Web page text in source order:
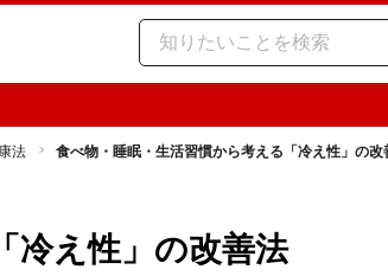
法 食べ物・睡眠・生活習慣から考える「冷え性」の改
冷え性」の改善法